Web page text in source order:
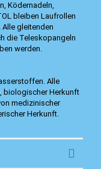
Ködernadeln,
bleiben Laufrollen
gleitenden
die Teleskopangeln
werden.
Alle
biologischer Herkunft
medizinischer
Herkunft.